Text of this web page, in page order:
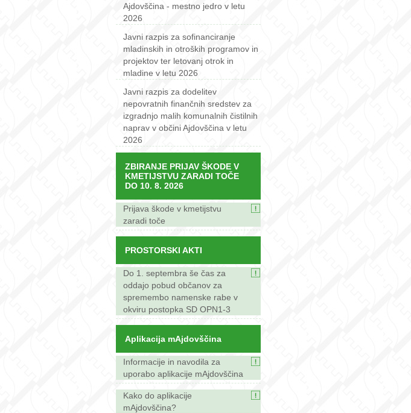
Ajdovščina - mestno jedro v letu
2026
Javni razpis za sofinanciranje
mladinskih in otroških programov in
projektov ter letovanj otrok in
mladine v letu 2026
Javni razpis za dodelitev
nepovratnih finančnih sredstev za
izgradnjo malih komunalnih čistilnih
naprav v občini Ajdovščina v letu
2026
ZBIRANJE PRIJAV ŠKODE V
KMETIJSTVU ZARADI TOČE
DO 10. 8. 2026
Prijava škode v kmetijstvu
zaradi toče
PROSTORSKI AKTI
Do 1. septembra še čas za
oddajo pobud občanov za
spremembo namenske rabe v
okviru postopka SD OPN1-3
Aplikacija mAjdovščina
Informacije in navodila za
uporabo aplikacije mAjdovščina
Kako do aplikacije
mAjdovščina?